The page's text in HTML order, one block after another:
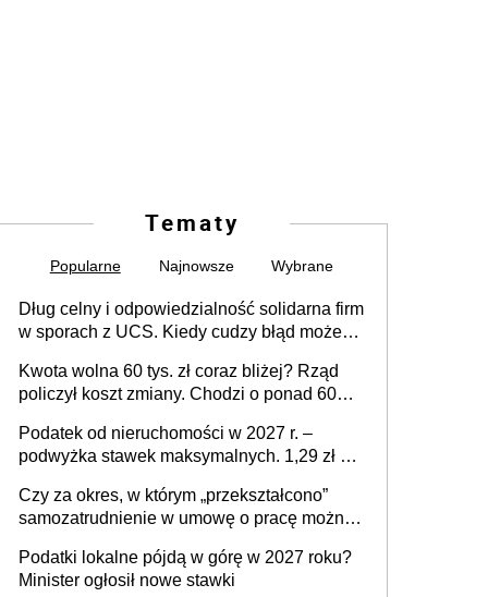
Tematy
Popularne Najnowsze Wybrane
Dług celny i odpowiedzialność solidarna firm
w sporach z UCS. Kiedy cudzy błąd może
Kwota wolna 60 tys. zł coraz bliżej? Rząd
policzył koszt zmiany. Chodzi o ponad 60
Podatek od nieruchomości w 2027 r. –
podwyżka stawek maksymalnych. 1,29 zł za
budynków i lokali związanych z
prowadzeniem działalności gospodarczej
Czy za okres, w którym „przekształcono”
samozatrudnienie w umowę o pracę można
umowy cywilnoprawnej jedynym
racjonalnym wyjściem
Podatki lokalne pójdą w górę w 2027 roku?
Minister ogłosił nowe stawki